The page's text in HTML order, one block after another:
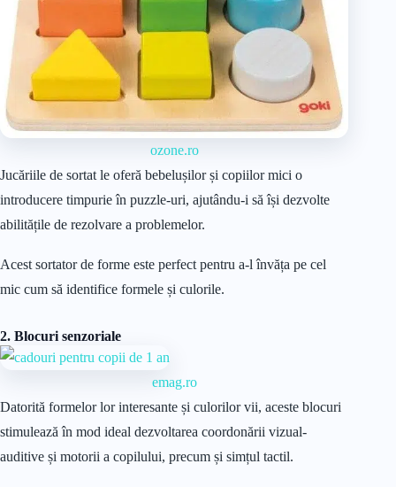
ozone.ro
Jucăriile de sortat le oferă bebelușilor și copiilor mici o
introducere timpurie în puzzle-uri, ajutându-i să își dezvolte
abilitățile de rezolvare a problemelor.
Acest sortator de forme este perfect pentru a-l învăța pe cel
mic cum să identifice formele și culorile.
2. Blocuri senzoriale
emag.ro
Datorită formelor lor interesante și culorilor vii, aceste blocuri
stimulează în mod ideal dezvoltarea coordonării vizual-
auditive și motorii a copilului, precum și simțul tactil.